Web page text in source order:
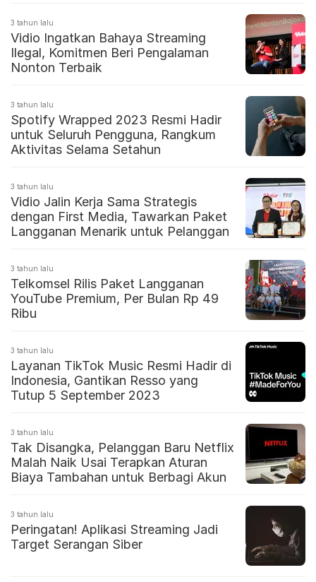
3 tahun lalu
Vidio Ingatkan Bahaya Streaming
Ilegal, Komitmen Beri Pengalaman
Nonton Terbaik
3 tahun lalu
Spotify Wrapped 2023 Resmi Hadir
untuk Seluruh Pengguna, Rangkum
Aktivitas Selama Setahun
3 tahun lalu
Vidio Jalin Kerja Sama Strategis
dengan First Media, Tawarkan Paket
Langganan Menarik untuk Pelanggan
3 tahun lalu
Telkomsel Rilis Paket Langganan
YouTube Premium, Per Bulan Rp 49
Ribu
3 tahun lalu
Layanan TikTok Music Resmi Hadir di
Indonesia, Gantikan Resso yang
Tutup 5 September 2023
3 tahun lalu
Tak Disangka, Pelanggan Baru Netflix
Malah Naik Usai Terapkan Aturan
Biaya Tambahan untuk Berbagi Akun
3 tahun lalu
Peringatan! Aplikasi Streaming Jadi
Target Serangan Siber